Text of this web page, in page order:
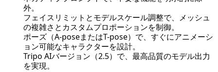
外。
フェイスリミットとモデルスケール調整で、メッシュ
の複雑さとカスタムプロポーションを制御。
ポーズ（A-poseまたはT-pose）で、すぐにアニメーシ
ョン可能なキャラクターを設計。
Tripo AIバージョン（2.5）で、最高品質のモデル出力
を実現。